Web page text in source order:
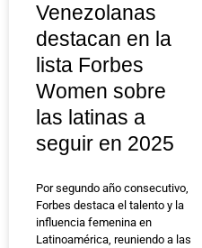
Venezolanas
destacan en la
lista Forbes
Women sobre
las latinas a
seguir en 2025
Por segundo año consecutivo,
Forbes destaca el talento y la
influencia femenina en
Latinoamérica, reuniendo a las